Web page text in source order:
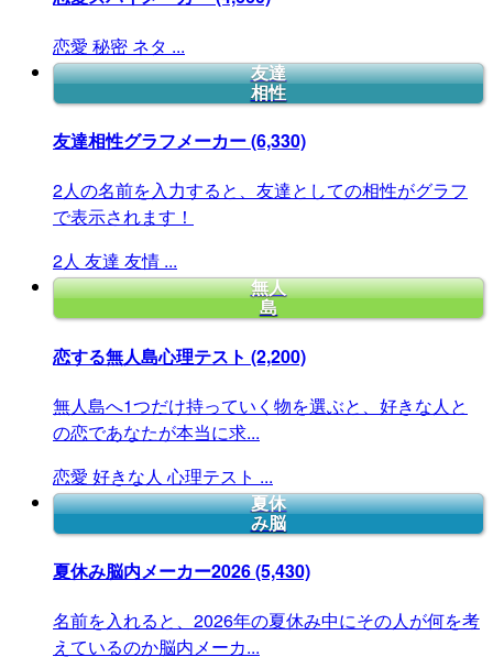
恋愛 秘密 ネタ ...
友達
相性
友達相性グラフメーカー(6,330)
2人の名前を入力すると、友達としての相性がグラフ
で表示されます！
2人 友達 友情 ...
無人
島
恋する無人島心理テスト (2,200)
無人島へ1つだけ持っていく物を選ぶと、好きな人と
の恋であなたが本当に求...
恋愛 好きな人 心理テスト ...
夏休
み脳
夏休み脳内メーカー2026(5,430)
名前を入れると、2026年の夏休み中にその人が何を考
えているのか脳内メーカ...